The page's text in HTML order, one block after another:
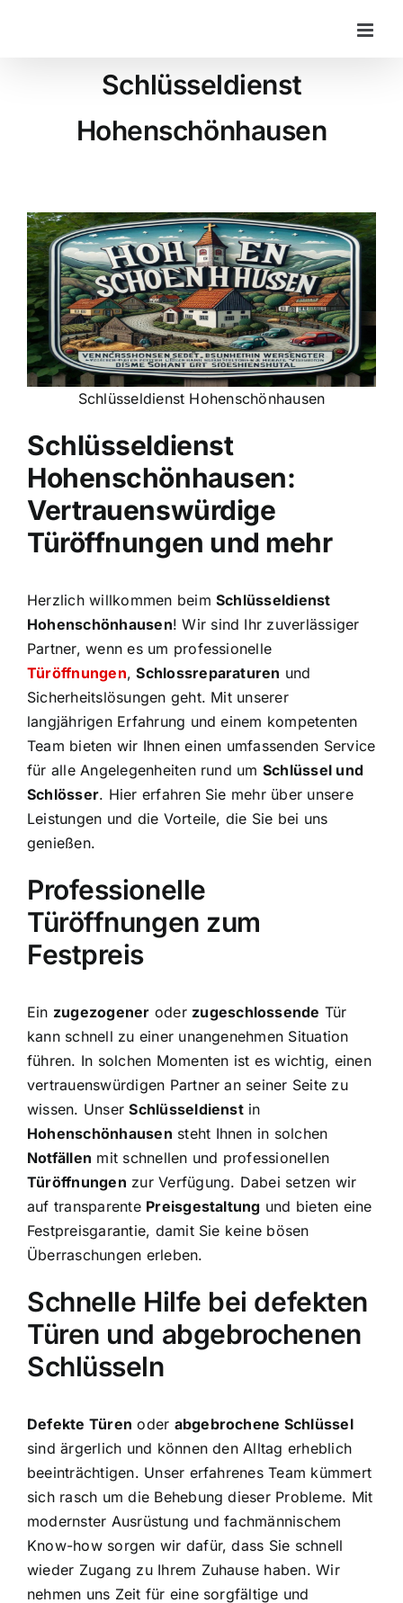
Schlüsseldienst
Hohenschönhausen
Schlüsseldienst Hohenschönhausen
Schlüsseldienst
Hohenschönhausen:
Vertrauenswürdige
Türöffnungen und mehr
Herzlich willkommen beim Schlüsseldienst
Hohenschönhausen! Wir sind Ihr zuverlässiger
Partner, wenn es um professionelle
Türöffnungen,Schlossreparaturen und
Sicherheitslösungen geht. Mit unserer
langjährigen Erfahrung und einem kompetenten
Team bieten wir Ihnen einen umfassenden Service
für alle Angelegenheiten rund um Schlüssel und
Schlösser. Hier erfahren Sie mehr über unsere
Leistungen und die Vorteile, die Sie bei uns
genießen.
Professionelle
Türöffnungen zum
Festpreis
Ein zugezogener oder zugeschlossende Tür
kann schnell zu einer unangenehmen Situation
führen. In solchen Momenten ist es wichtig, einen
vertrauenswürdigen Partner an seiner Seite zu
wissen. UnserSchlüsseldienstin
Hohenschönhausen steht Ihnen in solchen
Notfällen mit schnellen und professionellen
Türöffnungen zur Verfügung. Dabei setzen wir
auf transparente Preisgestaltung und bieten eine
Festpreisgarantie, damit Sie keine bösen
Überraschungen erleben.
Schnelle Hilfe bei defekten
Türen und abgebrochenen
Schlüsseln
Defekte Türen oder abgebrochene Schlüssel
sind ärgerlich und können den Alltag erheblich
beeinträchtigen. Unser erfahrenes Team kümmert
sich rasch um die Behebung dieser Probleme. Mit
modernster Ausrüstung und fachmännischem
Know-how sorgen wir dafür, dass Sie schnell
wieder Zugang zu Ihrem Zuhause haben. Wir
nehmen uns Zeit für eine sorgfältige und